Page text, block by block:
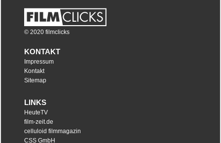
© 2020 filmclicks
KONTAKT
Impressum
Kontakt
Sitemap
LINKS
HeuteTV
film-zeit.de
celluloid filmmagazin
CSS GmbH